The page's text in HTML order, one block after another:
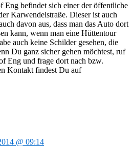
Eng befindet sich einer der öffentliche
Karwendelstraße. Dieser ist auch
davon aus, dass man das Auto dort
kann, wenn man eine Hüttentour
auch keine Schilder gesehen, die
Du ganz sicher gehen möchtest, ruf
Eng und frage dort nach bzw.
Kontakt findest Du auf
@ 09:14